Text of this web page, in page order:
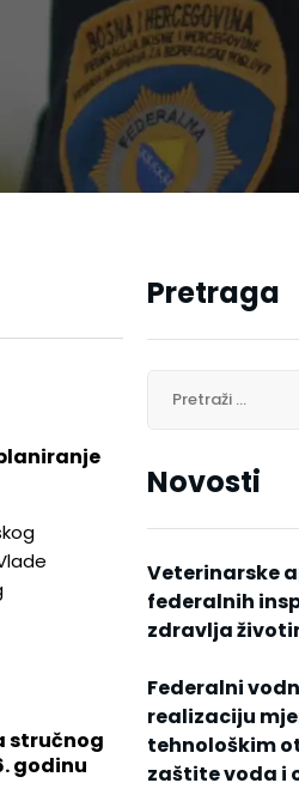
stručnog
godinu
Pretraga
Novosti
Veterinarske
federalnih
zdravlja
Federalni
realizaciju
tehnološkim
zaštite voda i